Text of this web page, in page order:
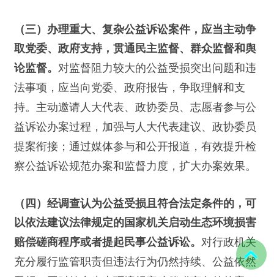
（三）办理重大、复杂公益诉讼案件，应当主动争
取党委、政府支持，贯通民主监督、群众监督和舆
论监督。 对监督阻力较大的公益受损突出问题和违
法事项，应当向党委、政府报告，争取理解和支
持。主动邀请人大代表、政协委员、志愿者参与公
益诉讼办案过程，加强与人大代表建议、政协委员
提案衔接；通过媒体参与和公开报道，有效提升检
察公益诉讼规范办案和监督力度，扩大办案效果。
（四）经调查认为公益受损且符合法定条件的，可
以依法建议法律规定的国家机关启动生态环境损害
赔偿磋商程序或者提起民事公益诉讼。 对行政机关
充分履行监管职责但违法行为仍然持续、公益依然